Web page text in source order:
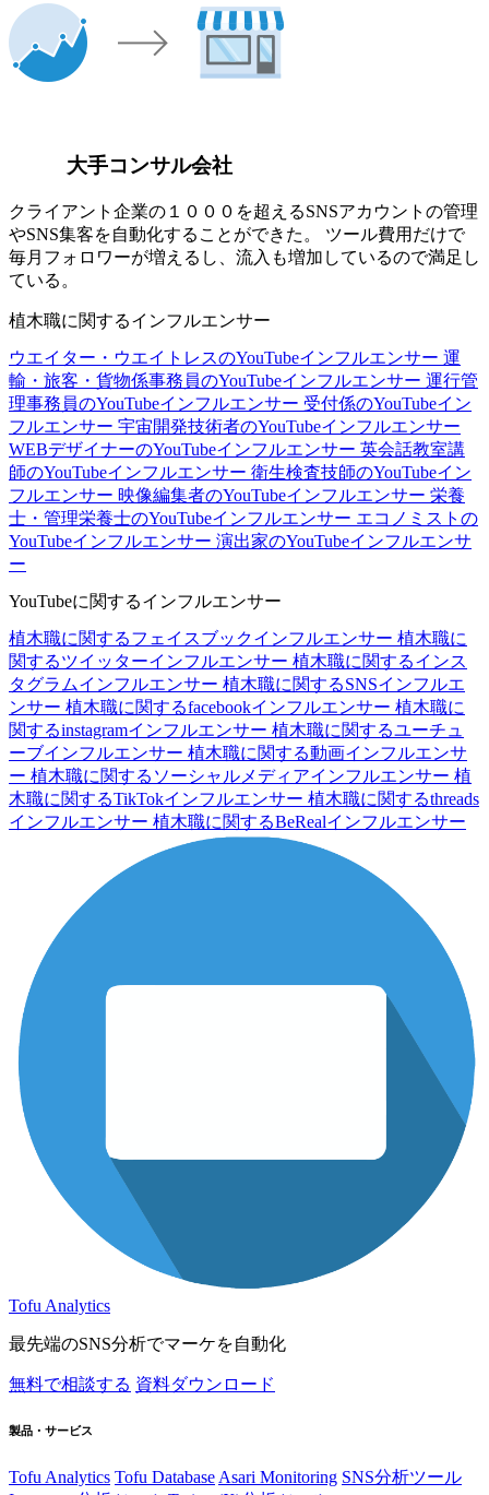
大手コンサル会社
クライアント企業の１０００を超えるSNSアカウントの管理
やSNS集客を自動化することができた。 ツール費用だけで
毎月フォロワーが増えるし、流入も増加しているので満足し
ている。
植木職に関するインフルエンサー
ウエイター・ウエイトレスのYouTubeインフルエンサー 運
輸・旅客・貨物係事務員のYouTubeインフルエンサー 運行管
理事務員のYouTubeインフルエンサー 受付係のYouTubeイン
フルエンサー 宇宙開発技術者のYouTubeインフルエンサー
WEBデザイナーのYouTubeインフルエンサー 英会話教室講
師のYouTubeインフルエンサー 衛生検査技師のYouTubeイン
フルエンサー 映像編集者のYouTubeインフルエンサー 栄養
士・管理栄養士のYouTubeインフルエンサー エコノミストの
YouTubeインフルエンサー 演出家のYouTubeインフルエンサ
ー
YouTubeに関するインフルエンサー
植木職に関するフェイスブックインフルエンサー 植木職に
関するツイッターインフルエンサー 植木職に関するインス
タグラムインフルエンサー 植木職に関するSNSインフルエ
ンサー 植木職に関するfacebookインフルエンサー 植木職に
関するinstagramインフルエンサー 植木職に関するユーチュ
ーブインフルエンサー 植木職に関する動画インフルエンサ
ー 植木職に関するソーシャルメディアインフルエンサー 植
木職に関するTikTokインフルエンサー 植木職に関するthreads
インフルエンサー 植木職に関するBeRealインフルエンサー
Tofu Analytics
最先端のSNS分析でマーケを自動化
無料で相談する 資料ダウンロード
製品・サービス
Tofu Analytics Tofu Database Asari Monitoring SNS分析ツール